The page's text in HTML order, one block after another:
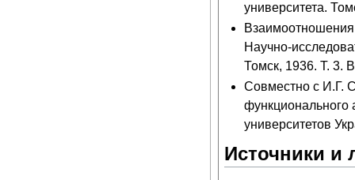
университета.
Научно-
Томск, 1936. Т. 3.
Совместно с И.Г.
функционального
университетов
Источники и